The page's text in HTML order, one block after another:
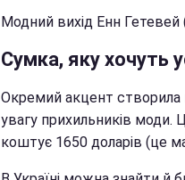
Модний вихід Енн
Сумка, яку хочуть
Окремий акцент створила
увагу прихильників моди.
коштує 1650 доларів (це